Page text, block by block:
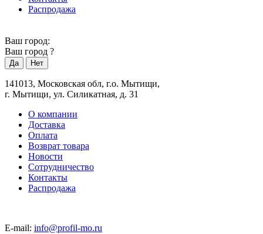
Распродажа
Ваш город:
Ваш город ?
141013, Московская обл, г.о. Мытищи,
г. Мытищи, ул. Силикатная, д. 31
О компании
Доставка
Оплата
Возврат товара
Новости
Сотрудничество
Контакты
Распродажа
E-mail: info@profil-mo.ru